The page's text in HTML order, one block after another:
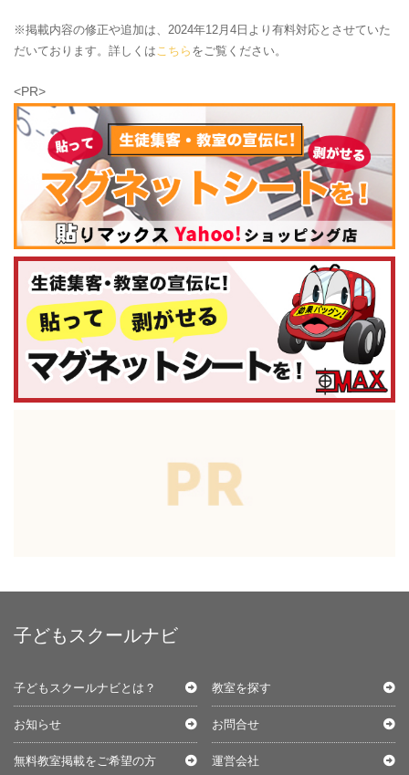
※掲載内容の修正や追加は、2024年12月4日より有料対応とさせていた
だいております。詳しくは こちら をご覧ください。
<PR>
子どもスクールナビ
子どもスクールナビとは？ 教室を探す
お知らせ お問合せ
無料教室掲載をご希望の方 運営会社